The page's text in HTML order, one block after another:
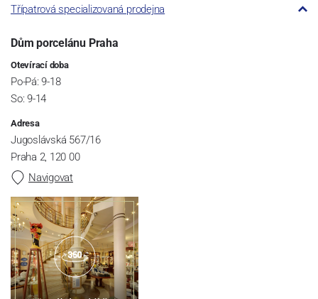
Třípatrová specializovaná prodejna
Dům porcelánu Praha
Otevírací doba
Po-Pá: 9-18
So: 9-14
Adresa
Jugoslávská 567/16
Praha 2, 120 00
Navigovat